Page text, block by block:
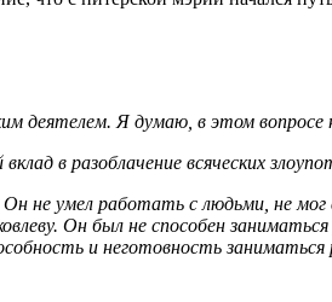
деятелем. Я думаю, в этом
в разоблачение всяческих
не умел работать с людьми, не
Он был не способен
и неготовность